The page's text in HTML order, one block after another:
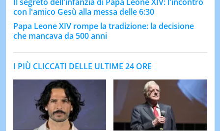
con l'amico Gesù alla messa delle 6:30
Papa Leone XIV rompe la tradizione: la decisione
che mancava da 500 anni
I PIÙ CLICCATI DELLE ULTIME 24 ORE